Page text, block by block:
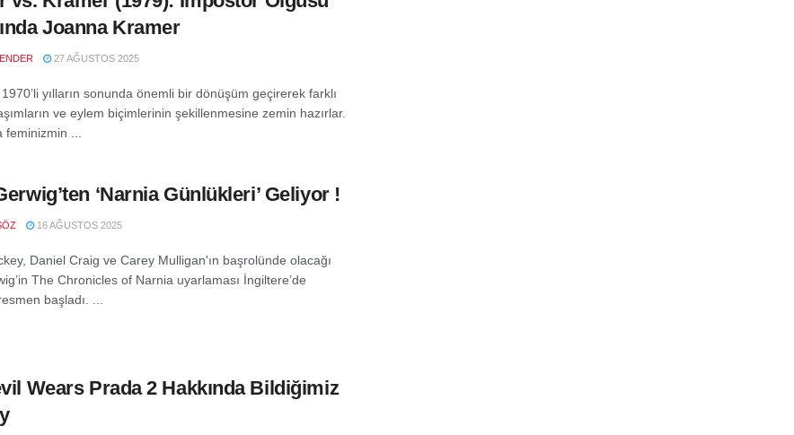
Joanna Kramer
27 AĞUSTOS 2025
yılların sonunda önemli bir dönüşüm geçirerek farklı
ve eylem biçimlerinin şekillenmesine zemin hazırlar.
feminizmin ...
‘Narnia Günlükleri’ Geliyor !
16 AĞUSTOS 2025
Daniel Craig ve Carey Mulligan'ın başrolünde olacağı
The Chronicles of Narnia uyarlaması İngiltere’de
başladı. ...
Wears Prada 2 Hakkında Bildiğimiz